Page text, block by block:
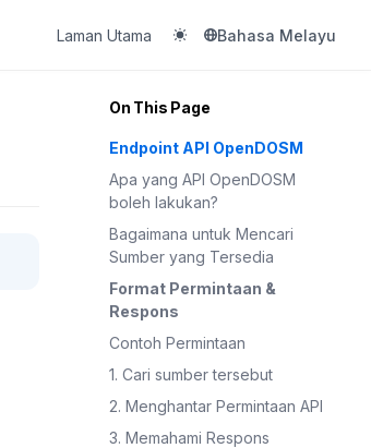
Laman Utama (opens in a new tab)
Bahasa Melayu
On This Page
Endpoint API OpenDOSM
Apa yang API OpenDOSM
boleh lakukan?
Bagaimana untuk Mencari
Sumber yang Tersedia
Format Permintaan &
Respons
Contoh Permintaan
1. Cari sumber tersebut
2. Menghantar Permintaan API
3. Memahami Respons